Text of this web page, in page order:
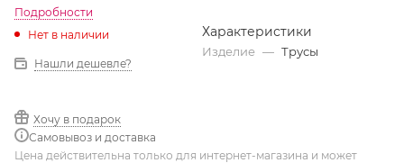
Подробности
Нет в наличии
Нашли дешевле?
Хочу в подарок
Самовывоз и доставка
Характеристики
Изделие — Трусы
Цена действительна только для интернет-магазина и может